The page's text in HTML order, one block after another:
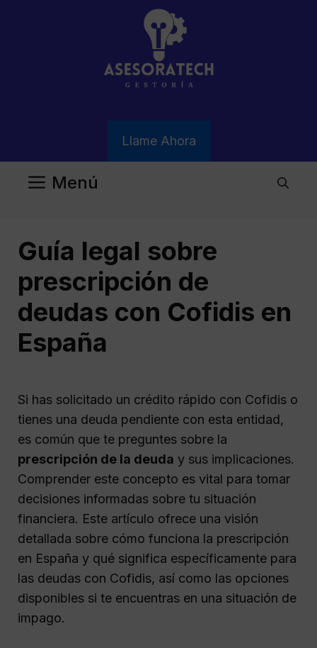
Llame Ahora
Menú
Guía legal sobre
prescripción de
deudas con Cofidis en
España
Si has solicitado un crédito rápido con Cofidis o
tienes una deuda pendiente con esta entidad,
es común que te preguntes sobre la
prescripción de la deuda y sus implicaciones.
Comprender este concepto es vital para tomar
decisiones informadas sobre tu situación
financiera. Este artículo ofrece una visión
detallada sobre cómo funciona la prescripción
en España y qué significa específicamente para
las deudas con Cofidis, así como las opciones
disponibles si te encuentras en una situación de
impago.